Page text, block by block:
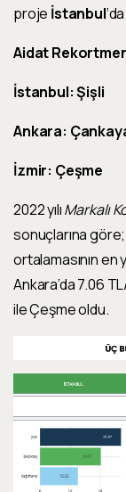
proje İstanbul
Aidat
İstanbul: Şişli
Ankara:
İzmir: Çeşme
2022 yılıMarkalı
sonuçlarına
ortalamasının
Ankara’da 7.06
ile Çeşme oldu.